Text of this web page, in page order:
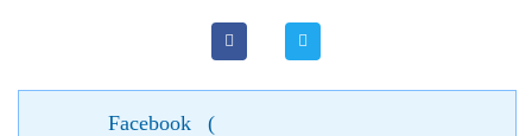
Facebook (